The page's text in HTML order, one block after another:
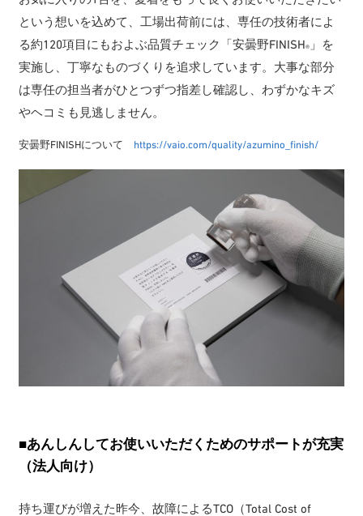
という想いを込めて、工場出荷前には、専任の技術者によ
る約120項目にもおよぶ品質チェック「安曇野FINISH®」を
実施し、丁寧なものづくりを追求しています。大事な部分
は専任の担当者がひとつずつ指差し確認し、わずかなキズ
やヘコミも見逃しません。
安曇野FINISHについて https://vaio.com/quality/azumino_finish/
■あんしんしてお使いいただくためのサポートが充実
（法人向け）
持ち運びが増えた昨今、故障によるTCO（Total Cost of